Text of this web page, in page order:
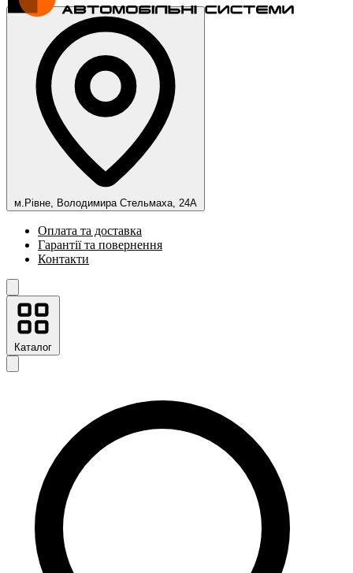
м.Рівне, Володимира Стельмаха, 24А
Оплата та доставка
Гарантії та повернення
Контакти
Каталог